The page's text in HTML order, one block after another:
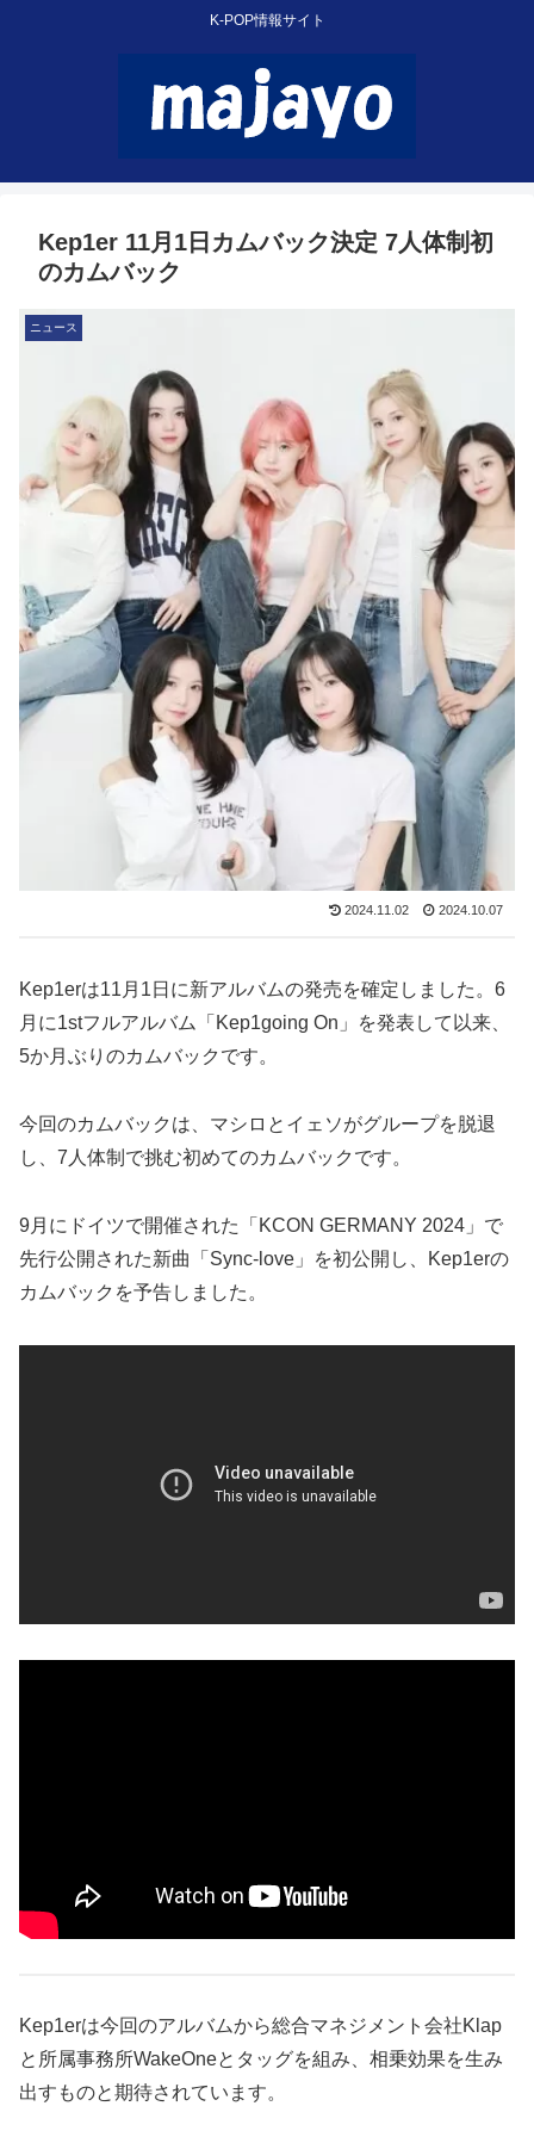
K-POP情報サイト
Kep1er 11月1日カムバック決定 7人体制初
のカムバック
ニュース
2024.11.02 2024.10.07
Kep1erは11月1日に新アルバムの発売を確定しました。6
月に1stフルアルバム「Kep1going On」を発表して以来、
5か月ぶりのカムバックです。
今回のカムバックは、マシロとイェソがグループを脱退
し、7人体制で挑む初めてのカムバックです。
9月にドイツで開催された「KCON GERMANY 2024」で
先行公開された新曲「Sync-love」を初公開し、Kep1erの
カムバックを予告しました。
Kep1erは今回のアルバムから総合マネジメント会社Klap
と所属事務所WakeOneとタッグを組み、相乗効果を生み
出すものと期待されています。